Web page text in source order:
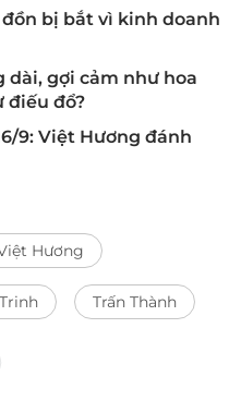
bị bắt vì kinh doanh
dài, gợi cảm như hoa
điếu đổ?
9: Việt Hương đánh
Hương
Trấn Thành